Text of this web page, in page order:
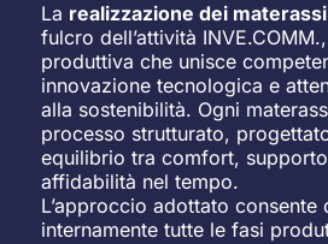
La realizzazione dei materassi
fulcro dell’attività
produttiva che unisce
innovazione tecnologica e
alla sostenibilità. Ogni
processo strutturato,
equilibrio tra comfort,
affidabilità nel tempo.
L’approccio adottato consente
internamente tutte le fasi